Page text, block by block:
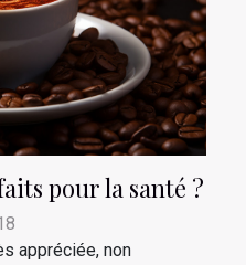
pour la santé ?
appréciée, non